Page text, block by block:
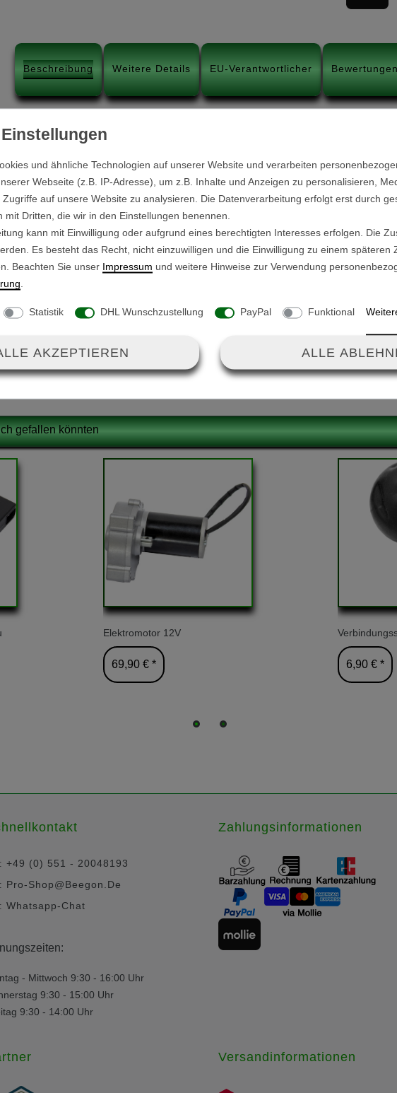
Beschreibung Weitere Details EU-Verantwortlicher Bewertungen
für den GT-X300 / GT-X400.
und alle
vormontiert.
Spannungsbereich: 10,0 V -
1x Flachstecker
1x JST SMP-05V-BC
1x GX-12-3 (männlich)
12V
gefallen könnten
Elektromotor 12V
69,90 € * 6,90 € *
: +49 (0) 551 - 20048193
: Pro-Shop@beegon.de
: Whatsapp-Chat
- Mittwoch 9:30 - 16:00 Uhr
9:30 - 15:00 Uhr
9:30 - 14:00 Uhr
Zahlungsinformationen
Versandinformationen
und ähnliche Technologien auf unserer Website und verarbeiten
Webseite (z.B. IP-Adresse), um z.B. Inhalte und Anzeigen zu personalisieren,
auf unsere Website zu analysieren. Die Datenverarbeitung erfolgt erst durch
mit Dritten, die wir in den Einstellungen benennen.
kann mit Einwilligung oder aufgrund eines berechtigten Interesses erfolgen. Die
Es besteht das Recht, nicht einzuwilligen und die Einwilligung zu einem späteren
Beachten Sie unser Impressum und weitere Hinweise zur Verwendung
Statistik DHL Wunschzustellung PayPal Funktional
AKZEPTIEREN ALLE